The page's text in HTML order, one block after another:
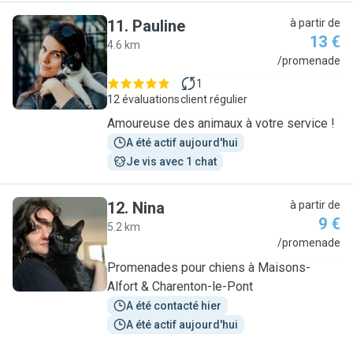
P
11. Pauline
4.6 km
à partir de
13 €
/promenade
12 évaluations
1
client régulier
Amoureuse des animaux à votre service !
A été actif aujourd'hui
Je vis avec 1 chat
N
12. Nina
5.2 km
à partir de
9 €
/promenade
Promenades pour chiens à Maisons-
Alfort & Charenton-le-Pont
A été contacté hier
A été actif aujourd'hui